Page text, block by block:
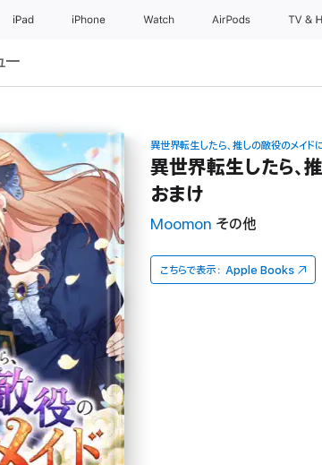
iPad iPhone Watch AirPods TV &
ー
異世界転生したら、推しの敵役のメイド
異世界転生したら、
おまけ
Moomon その他
こちらで表示： Apple Books